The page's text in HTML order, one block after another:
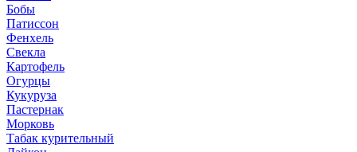
Бобы
Патиссон
Фенхель
Свекла
Картофель
Огурцы
Кукуруза
Пастернак
Морковь
Табак курительный